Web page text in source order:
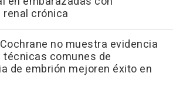
crónica
no muestra evidencia
técnicas comunes de
de embrión mejoren éxito en